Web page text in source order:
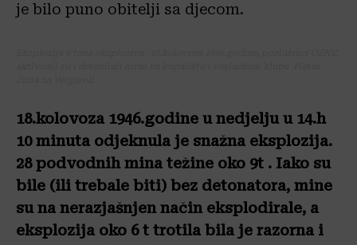
je bilo puno obitelji sa djecom.
18.kolovoza 1946.godine u nedjelju u 14.h
10 minuta odjeknula je snažna eksplozija.
28 podvodnih mina težine oko 9t . Iako su
bile (ili trebale biti) bez detonatora, mine
su na nerazjašnjen način eksplodirale, a
eksplozija oko 6 t trotila bila je razorna i